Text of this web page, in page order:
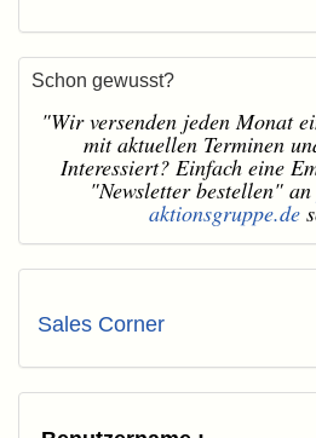
Schon gewusst?
"Wir versenden jeden Monat
mit aktuellen Terminen
Interessiert? Einfach eine
"Newsletter bestellen" an
aktionsgruppe.de
Sales Corner